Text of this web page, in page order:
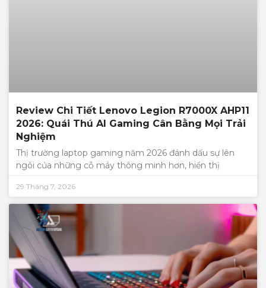
Review Chi Tiết Lenovo Legion R7000X AHP11
2026: Quái Thú AI Gaming Cân Bằng Mọi Trải
Nghiệm
Thị trường laptop gaming năm 2026 đánh dấu sự lên
ngôi của những cỗ máy thông minh hơn, hiển thị
29 Tháng 7, 2026